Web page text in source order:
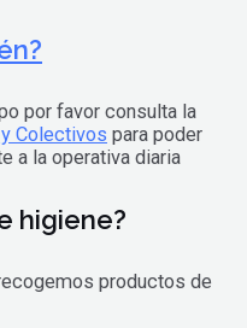
por favor consulta la
Colectivos para poder
a la operativa diaria
higiene?
productos de